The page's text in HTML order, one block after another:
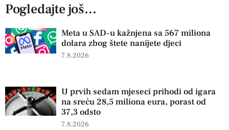
Pogledajte još...
Meta u SAD-u kažnjena sa 567 miliona
dolara zbog štete nanijete djeci
7.8.2026
U prvih sedam mjeseci prihodi od igara
na sreću 28,5 miliona eura, porast od
37,3 odsto
7.8.2026